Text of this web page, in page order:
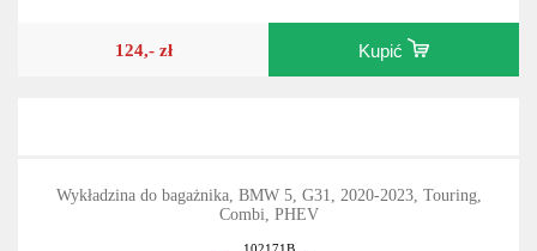
Kupić
Wykładzina do bagażnika, BMW 5, G31, 2020-2023, Touring,
Combi, PHEV